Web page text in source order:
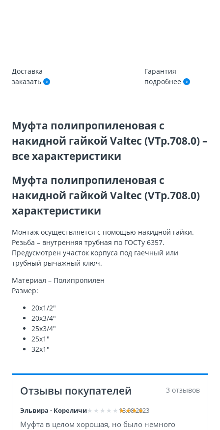
Доставка
заказать
Гарантия
подробнее
Муфта полипропиленовая с
накидной гайкой Valtec (VTp.708.0) –
все характеристики
Муфта полипропиленовая с
накидной гайкой Valtec (VTp.708.0)
характеристики
Монтаж осуществляется с помощью накидной гайки.
Резьба – внутренняя трубная по ГОСТу 6357.
Предусмотрен участок корпуса под гаечный или
трубный рычажный ключ.
Материал – Полипропилен
Размер:
20х1/2″
20х3/4″
25х3/4″
25х1″
32х1″
Отзывы покупателей 3 отзывов
Эльвира · Кореличи 13.08.2023
Муфта в целом хорошая, но было немного